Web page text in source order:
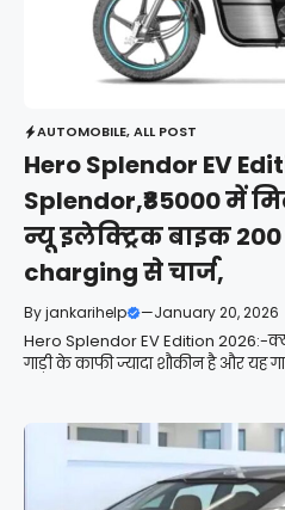
AUTOMOBILE,ALL POST
Hero Splendor EV
Splendor,₹85000 में
न्यू इलेक्ट्रिक बाइक
charging से चार्ज,
Byjankarihelp —January 20, 2026
Hero Splendor EV Edition 2026:-
गाड़ी के काफी ज्यादा शौकीन है और यह